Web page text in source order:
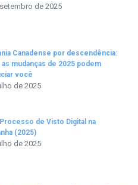
de 2025
Canadense por descendência:
mudanças de 2025 podem
você
de 2025
de Visto Digital na
(2025)
de 2025